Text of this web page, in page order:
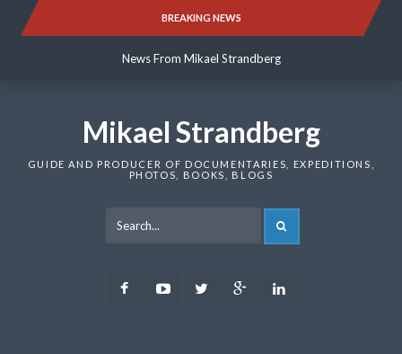
BREAKING NEWS
News From Mikael Strandberg
News From Mikael Strandberg
Mikael Strandberg
GUIDE AND PRODUCER OF DOCUMENTARIES, EXPEDITIONS,
PHOTOS, BOOKS, BLOGS
FacebookYoutubeTwitter Google